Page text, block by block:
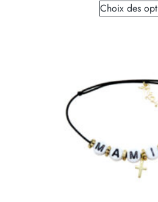
Choix des